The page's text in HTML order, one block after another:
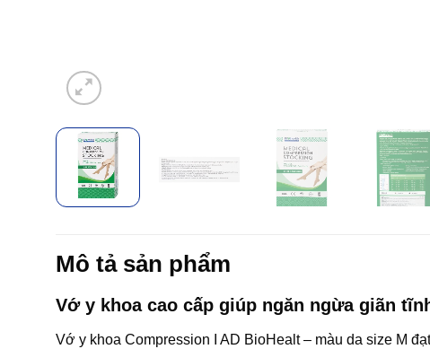
Mô tả sản phẩm
Vớ y khoa cao cấp giúp ngăn ngừa giãn
Vớ y khoa Compression I AD BioHealt – màu da size M